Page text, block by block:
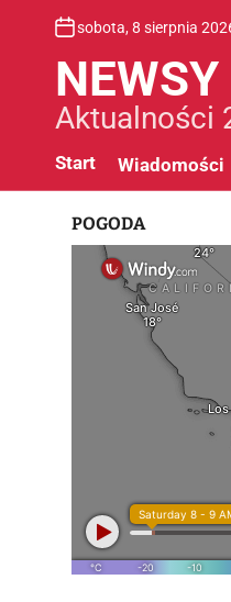
sobota, 8 sierpnia
Aktualności
Start Wiadomości
POGODA